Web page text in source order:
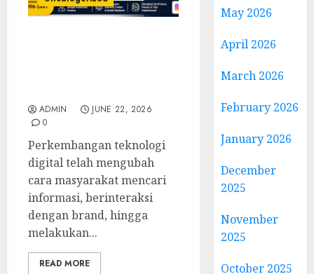
ADMIN
JUNE 22, 2026
0
Perkembangan teknologi
digital telah mengubah
cara masyarakat mencari
informasi, berinteraksi
dengan brand, hingga
melakukan...
READ MORE
May 2026
April 2026
March 2026
February 2026
January 2026
December
2025
November
2025
October 2025